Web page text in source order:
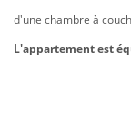
d'une chambre à
L'appartement est